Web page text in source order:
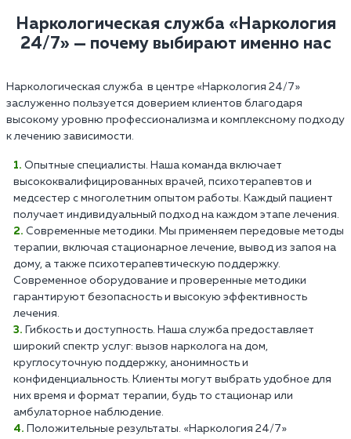
Наркологическая служба «Наркология
24/7» — почему выбирают именно нас
Наркологическая служба в центре «Наркология 24/7»
заслуженно пользуется доверием клиентов благодаря
высокому уровню профессионализма и комплексному подходу
к лечению зависимости.
Опытные специалисты. Наша команда включает
высококвалифицированных врачей, психотерапевтов и
медсестер с многолетним опытом работы. Каждый пациент
получает индивидуальный подход на каждом этапе лечения.
Современные методики. Мы применяем передовые методы
терапии, включая стационарное лечение, вывод из запоя на
дому, а также психотерапевтическую поддержку.
Современное оборудование и проверенные методики
гарантируют безопасность и высокую эффективность
лечения.
Гибкость и доступность. Наша служба предоставляет
широкий спектр услуг: вызов нарколога на дом,
круглосуточную поддержку, анонимность и
конфиденциальность. Клиенты могут выбрать удобное для
них время и формат терапии, будь то стационар или
амбулаторное наблюдение.
Положительные результаты. «Наркология 24/7»